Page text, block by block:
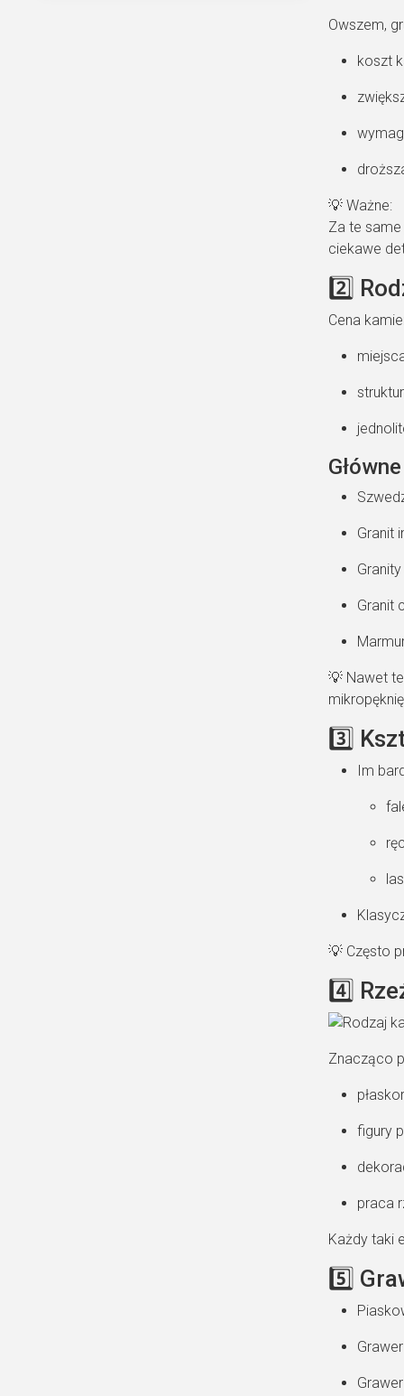
Owszem,
koszt
💡 Ważne:
Za te
ciekawe
2️⃣
Cena
Granit
Granit
💡 Nawet
3️⃣
Im
💡 Często
4️⃣
Znacząco
figury
praca
Każdy taki
5️⃣